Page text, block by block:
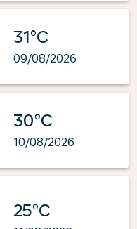
31°C
09/08/2026
30°C
10/08/2026
25°C